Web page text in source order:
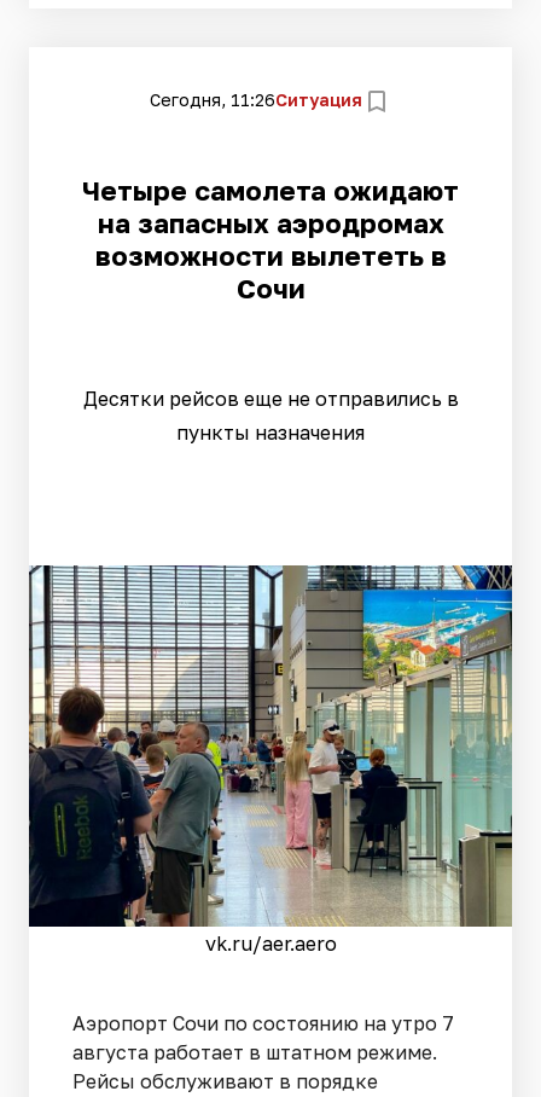
Сегодня, 11:26Ситуация
Четыре самолета ожидают
на запасных аэродромах
возможности вылететь в
Сочи
Десятки рейсов еще не отправились в
пункты назначения
vk.ru/aer.aero
Аэропорт Сочи по состоянию на утро 7
августа работает в штатном режиме.
Рейсы обслуживают в порядке